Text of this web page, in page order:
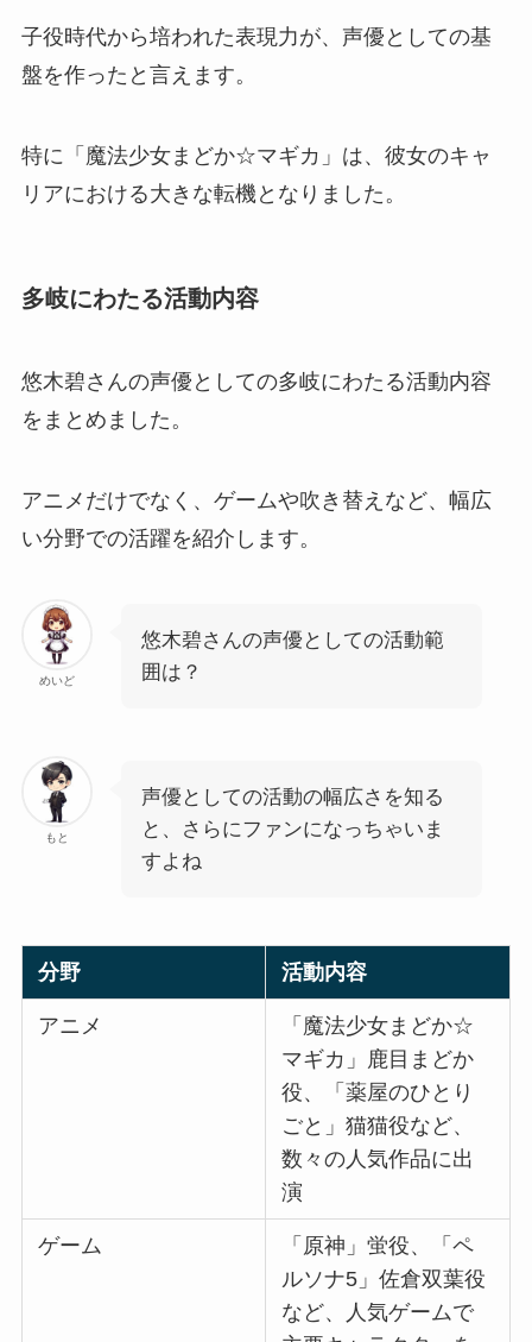
子役時代から培われた表現力が、声優としての基
盤を作ったと言えます。
特に「魔法少女まどか☆マギカ」は、彼女のキャ
リアにおける大きな転機となりました。
多岐にわたる活動内容
悠木碧さんの声優としての多岐にわたる活動内容
をまとめました。
アニメだけでなく、ゲームや吹き替えなど、幅広
い分野での活躍を紹介します。
めいど
悠木碧さんの声優としての活動範
囲は？
もと
声優としての活動の幅広さを知る
と、さらにファンになっちゃいま
すよね
分野 活動内容
アニメ
「魔法少女まどか☆
マギカ」鹿目まどか
役、「薬屋のひとり
ごと」猫猫役など、
数々の人気作品に出
演
ゲーム
「原神」蛍役、「ペ
ルソナ5」佐倉双葉役
など、人気ゲームで